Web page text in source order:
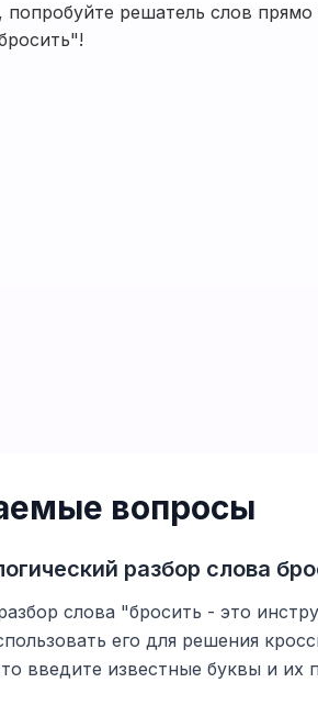
решатель слов прямо
вопросы
разбор слова
слова "бросить - это
его для решения
введите известные буквы и их